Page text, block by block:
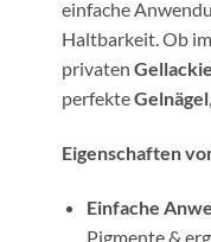
einfache
Haltbarkeit. Ob im
privaten
perfekteGelnägel
Eigenschaften
Einfache
Pigmente &